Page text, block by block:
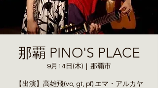
那覇 PINO'S PLACE
9月14日(木) 那覇市
【出演】高雄飛(vo, gt, pf) エマ・アルカヤ